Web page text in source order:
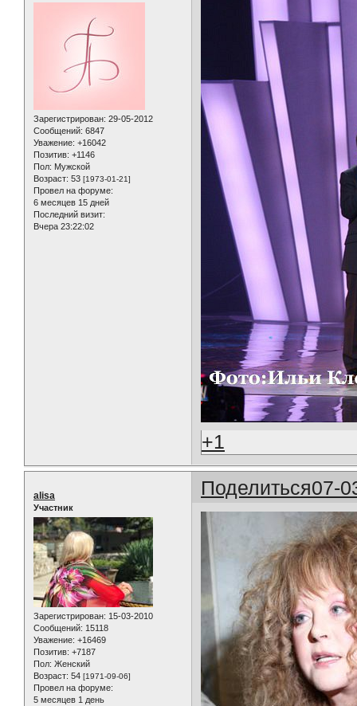
Зарегистрирован: 29-05-2012
Сообщений: 6847
Уважение: +16042
Позитив: +1146
Пол: Мужской
Возраст: 53 [1973-01-21]
Провел на форуме:
6 месяцев 15 дней
Последний визит:
Вчера 23:22:02
+1
Поделиться07-
alisa
Участник
Зарегистрирован: 15-03-2010
Сообщений: 15118
Уважение: +16469
Позитив: +7187
Пол: Женский
Возраст: 54 [1971-09-06]
Провел на форуме:
5 месяцев 1 день